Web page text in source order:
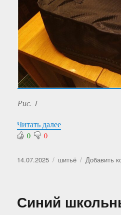
Рис. 1
Читать далее«Синий
0 0
Опубликовано
14.07.2025 Рубрики
шитьё Добавить
Синий